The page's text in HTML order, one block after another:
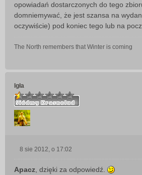
opowiadań dostarczonych do tego
domniemywać, że jest szansa na
oczywiście) pod koniec tego lub na
The North remembers that Winter is coming
Igła
8 sie 2012, o 17:02
Apacz , dzięki za odpowiedź.